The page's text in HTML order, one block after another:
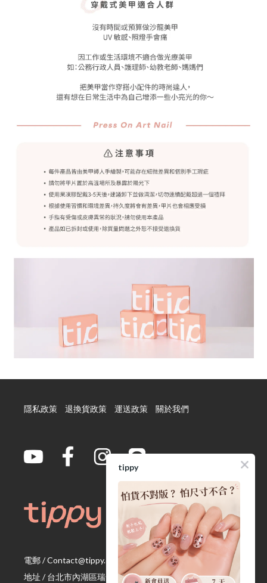
隱私政策 退換貨政策 運送政策 關於我們
電郵 / Contact@tippy.com.tw
地址 / 台北市內湖區瑞光路 335 號（ 宏匯瑞光大樓 Ｂ 座 4
tippy